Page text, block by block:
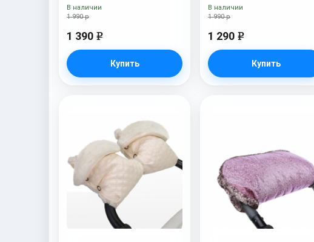
1 990 р
1 390 e
Купить
В наличии
1 990 р
1 290 e
Купить
В наличии